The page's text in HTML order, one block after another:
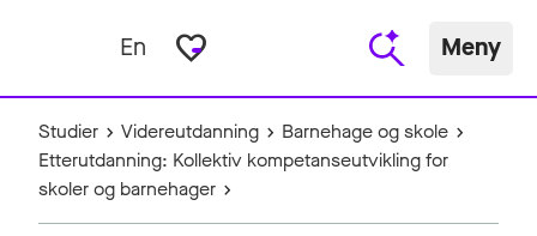
En favorite_border Meny
Studier Videreutdanning
Barnehage og skole
Etterutdanning: Kollektiv kompetanseutvikling for
skoler og barnehager